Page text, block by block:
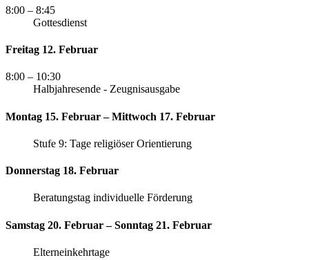
8:00 – 8:45
Gottesdienst
Freitag 12. Februar
8:00 – 10:30
Halbjahresende - Zeugnisausgabe
Montag 15. Februar – Mittwoch 17. Februar
Stufe 9: Tage religiöser Orientierung
Donnerstag 18. Februar
Beratungstag individuelle Förderung
Samstag 20. Februar – Sonntag 21. Februar
Elterneinkehrtage